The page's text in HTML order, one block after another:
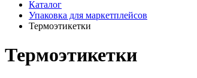
Каталог
Упаковка для маркетплейсов
Термоэтикетки
Термоэтикетки